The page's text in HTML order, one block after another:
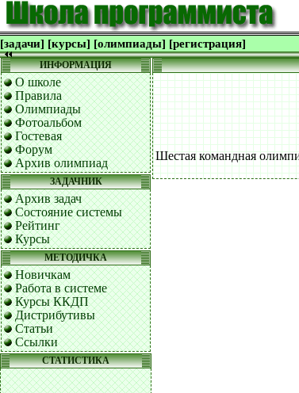
[задачи] [курсы] [олимпиады] [регистрация]
ИНФОРМАЦИЯ
О школе
Правила
Олимпиады
Фотоальбом
Гостевая
Форум
Архив олимпиад
ЗАДАЧНИК
Архив задач
Состояние системы
Рейтинг
Курсы
МЕТОДИЧКА
Новичкам
Работа в системе
Курсы ККДП
Дистрибутивы
Статьи
Ссылки
СТАТИСТИКА
Шестая командная